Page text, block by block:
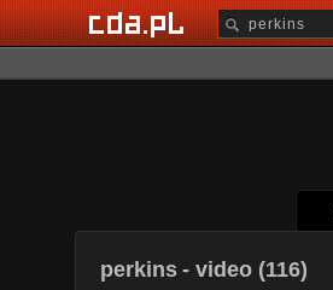
perkins - video (116)